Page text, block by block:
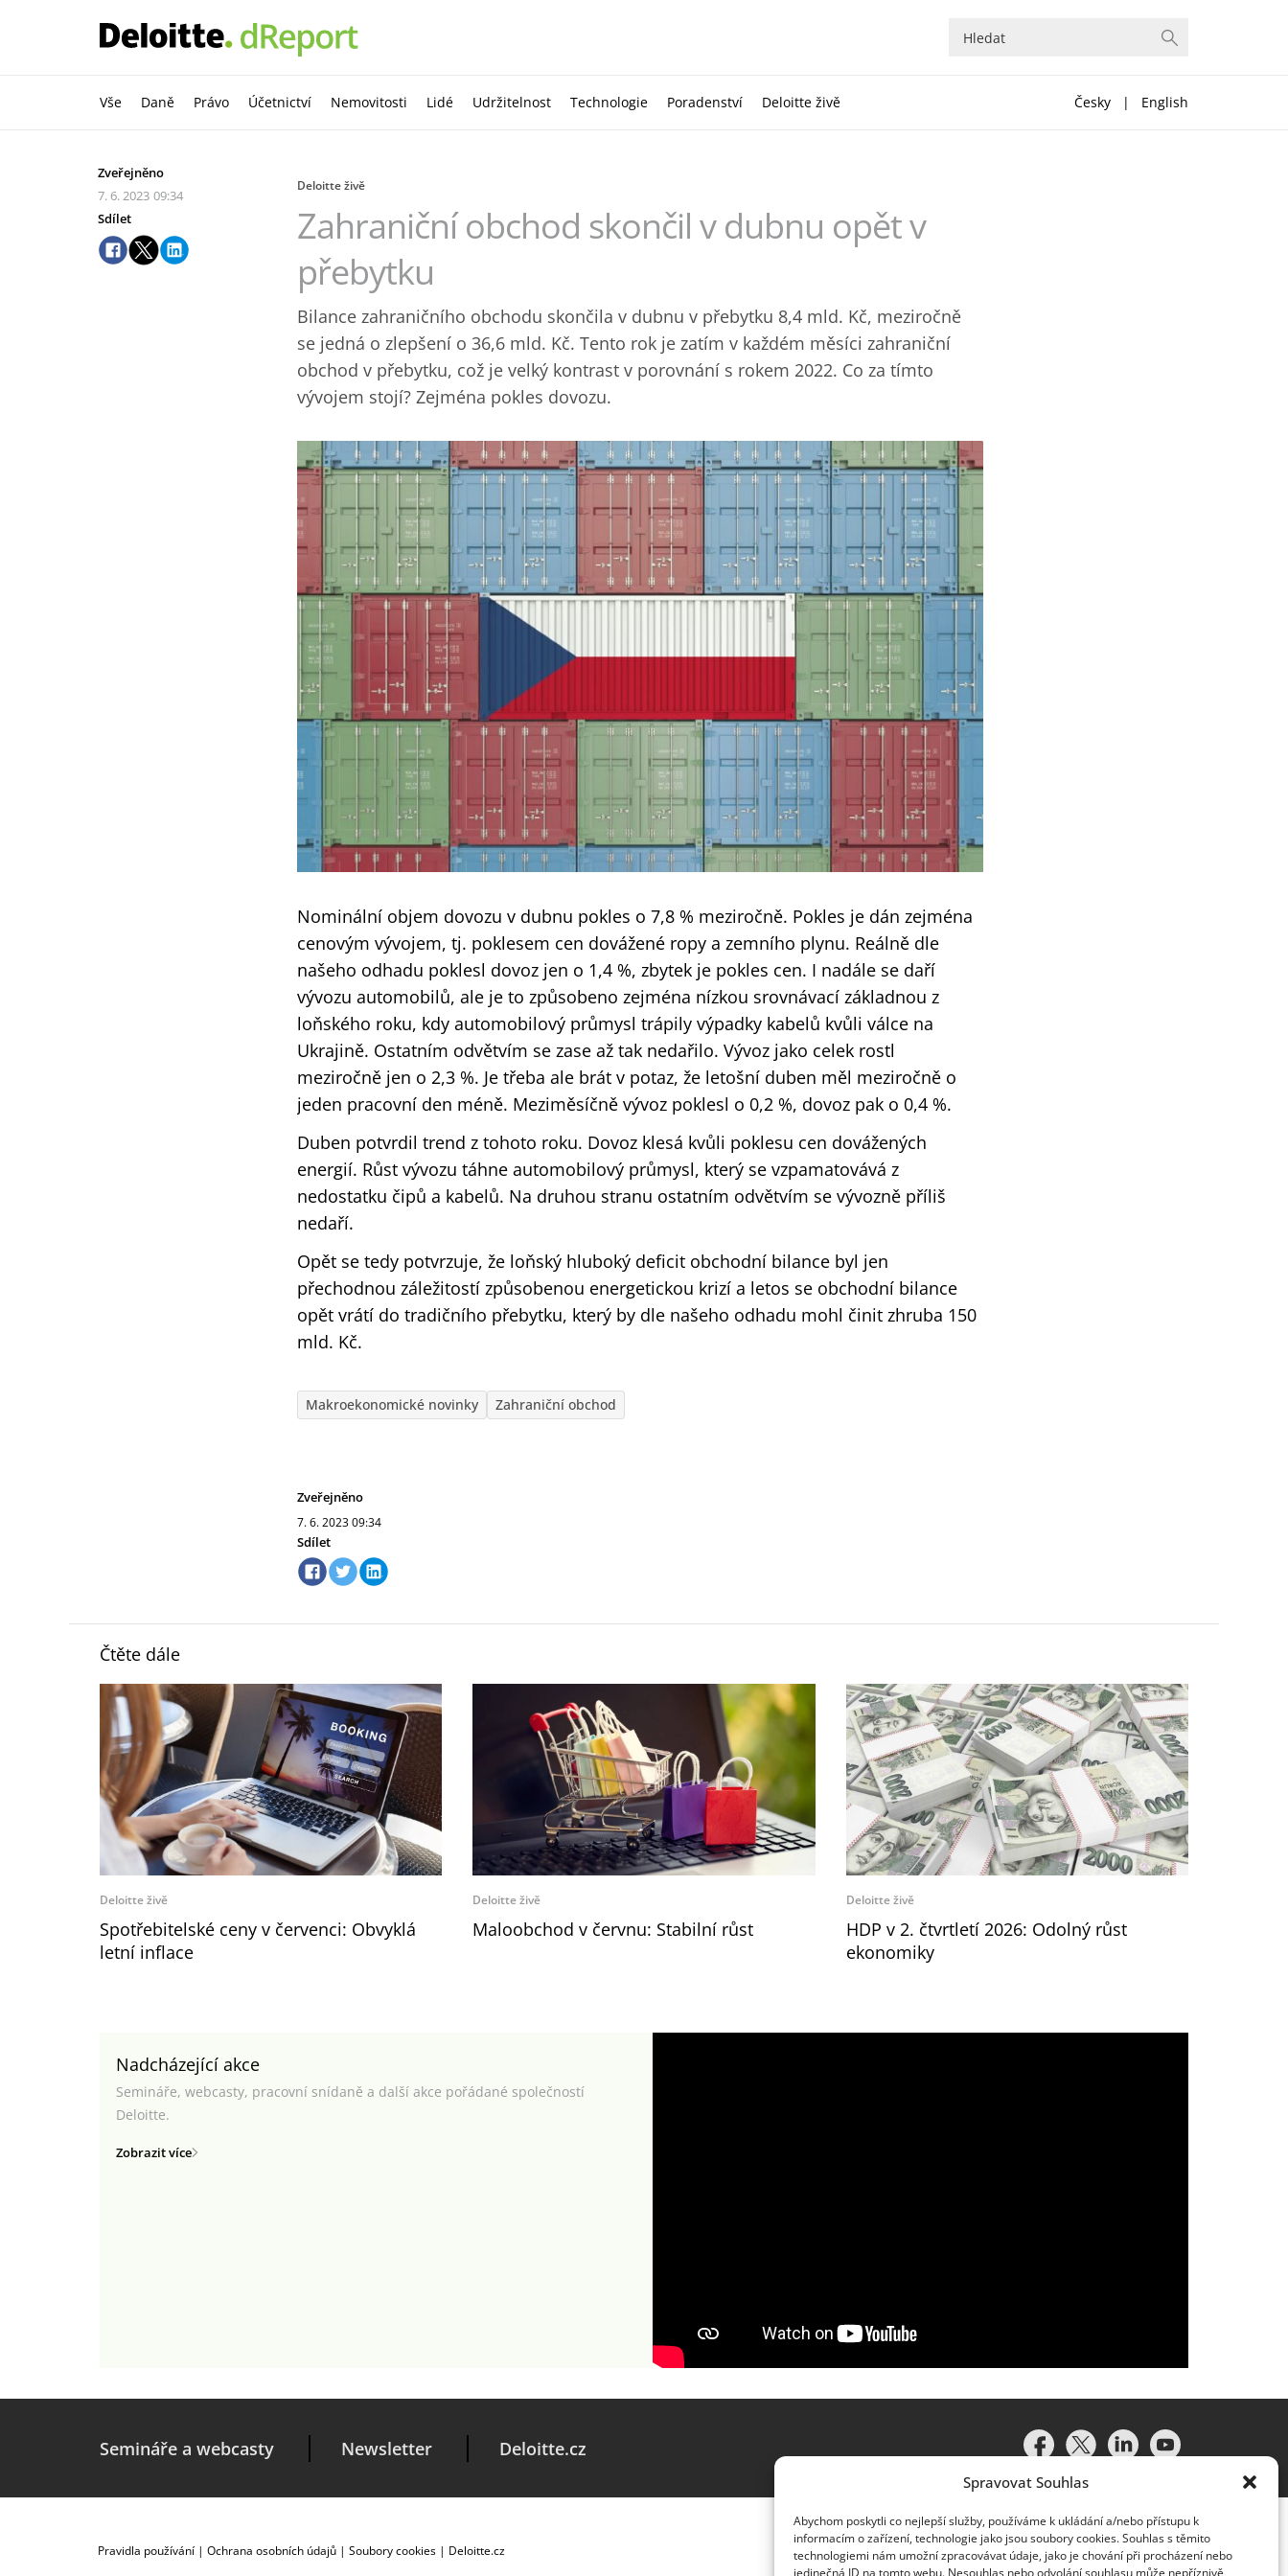
Spravovat Souhlas
Abychom poskytli co nejlepší služby, používáme k ukládání a/nebo přístupu k
informacím o zařízení, technologie jako jsou soubory cookies. Souhlas s těmito
technologiemi nám umožní zpracovávat údaje, jako je chování při procházení nebo
jedinečná ID na tomto webu. Nesouhlas nebo odvolání souhlasu může nepříznivě
Vše Daně Právo Účetnictví Nemovitosti Lidé Udržitelnost Technologie Poradenství Deloitte živě Česky | English
Zveřejněno
7. 6. 2023 09:34
Sdílet
Deloitte živě
Zahraniční obchod skončil v dubnu opět v
přebytku
Bilance zahraničního obchodu skončila v dubnu v přebytku 8,4 mld. Kč, meziročně
se jedná o zlepšení o 36,6 mld. Kč. Tento rok je zatím v každém měsíci zahraniční
obchod v přebytku, což je velký kontrast v porovnání s rokem 2022. Co za tímto
vývojem stojí? Zejména pokles dovozu.
Nominální objem dovozu v dubnu pokles o 7,8 % meziročně. Pokles je dán zejména
cenovým vývojem, tj. poklesem cen dovážené ropy a zemního plynu. Reálně dle
našeho odhadu poklesl dovoz jen o 1,4 %, zbytek je pokles cen. I nadále se daří
vývozu automobilů, ale je to způsobeno zejména nízkou srovnávací základnou z
loňského roku, kdy automobilový průmysl trápily výpadky kabelů kvůli válce na
Ukrajině. Ostatním odvětvím se zase až tak nedařilo. Vývoz jako celek rostl
meziročně jen o 2,3 %. Je třeba ale brát v potaz, že letošní duben měl meziročně o
jeden pracovní den méně. Meziměsíčně vývoz poklesl o 0,2 %, dovoz pak o 0,4 %.
Duben potvrdil trend z tohoto roku. Dovoz klesá kvůli poklesu cen dovážených
energií. Růst vývozu táhne automobilový průmysl, který se vzpamatovává z
nedostatku čipů a kabelů. Na druhou stranu ostatním odvětvím se vývozně příliš
nedaří.
Opět se tedy potvrzuje, že loňský hluboký deficit obchodní bilance byl jen
přechodnou záležitostí způsobenou energetickou krizí a letos se obchodní bilance
opět vrátí do tradičního přebytku, který by dle našeho odhadu mohl činit zhruba 150
mld. Kč.
Makroekonomické novinky Zahraniční obchod
Zveřejněno
7. 6. 202309:34
Sdílet
Čtěte dále
Deloitte živě
Spotřebitelské ceny v červenci: Obvyklá
letní inflace
Deloitte živě
Maloobchod v červnu: Stabilní růst
Deloitte živě
HDP v 2. čtvrtletí 2026: Odolný růst
ekonomiky
Nadcházející akce
Semináře, webcasty, pracovní snídaně a další akce pořádané společností
Deloitte.
Zobrazit více
Semináře a webcasty Newsletter Deloitte.cz
Pravidla používání | Ochrana osobních údajů | Soubory cookies | Deloitte.cz